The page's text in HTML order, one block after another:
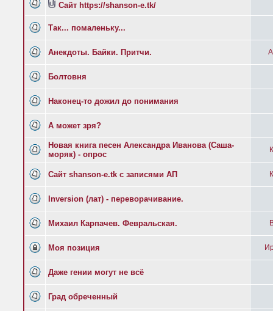
Сайт https://shanson-e.tk/
Так... помаленьку...
Анекдоты. Байки. Притчи.
Болтовня
Наконец-то дожил до понимания
А может зря?
Новая книга песен Александра Иванова (Саша-
моряк) - опрос
Сайт shanson-e.tk с записями АП
Inversion (лат) - переворачивание.
Михаил Карпачев. Февральская.
Моя позиция
Даже гении могут не всё
Град обреченный